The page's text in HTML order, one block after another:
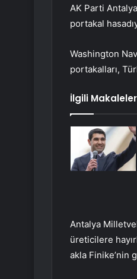
AK Parti
portakal
Washington
portakalları,
İlgili Makaleler
Antalya
üreticilere
akla Finike’nin